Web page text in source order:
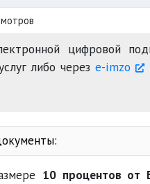
цифровой
либо через e-imzo
10 процентов от